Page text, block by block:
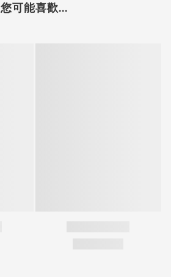
您可能喜歡...